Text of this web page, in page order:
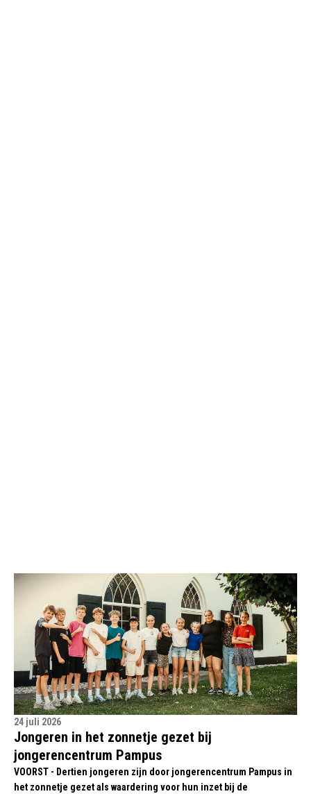
24 juli 2026
Jongeren in het zonnetje gezet bij
jongerencentrum Pampus
VOORST - Dertien jongeren zijn door jongerencentrum Pampus in
het zonnetje gezet als waardering voor hun inzet bij de